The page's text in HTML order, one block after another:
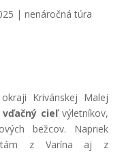
| nenáročná túra
Krivánskej Malej
cieľvýletníkov,
bežcov. Napriek
z Varína aj z